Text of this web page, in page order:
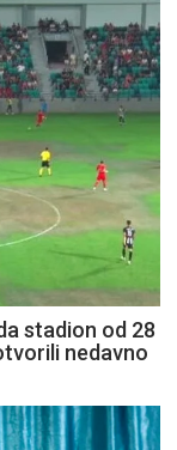
stadion od 28
nedavno